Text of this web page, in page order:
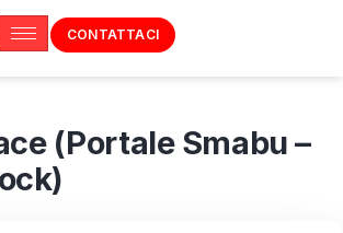
CONTATTACI
(Portale Smabu –